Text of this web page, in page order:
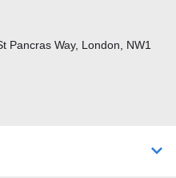
Pancras Way, London, NW1